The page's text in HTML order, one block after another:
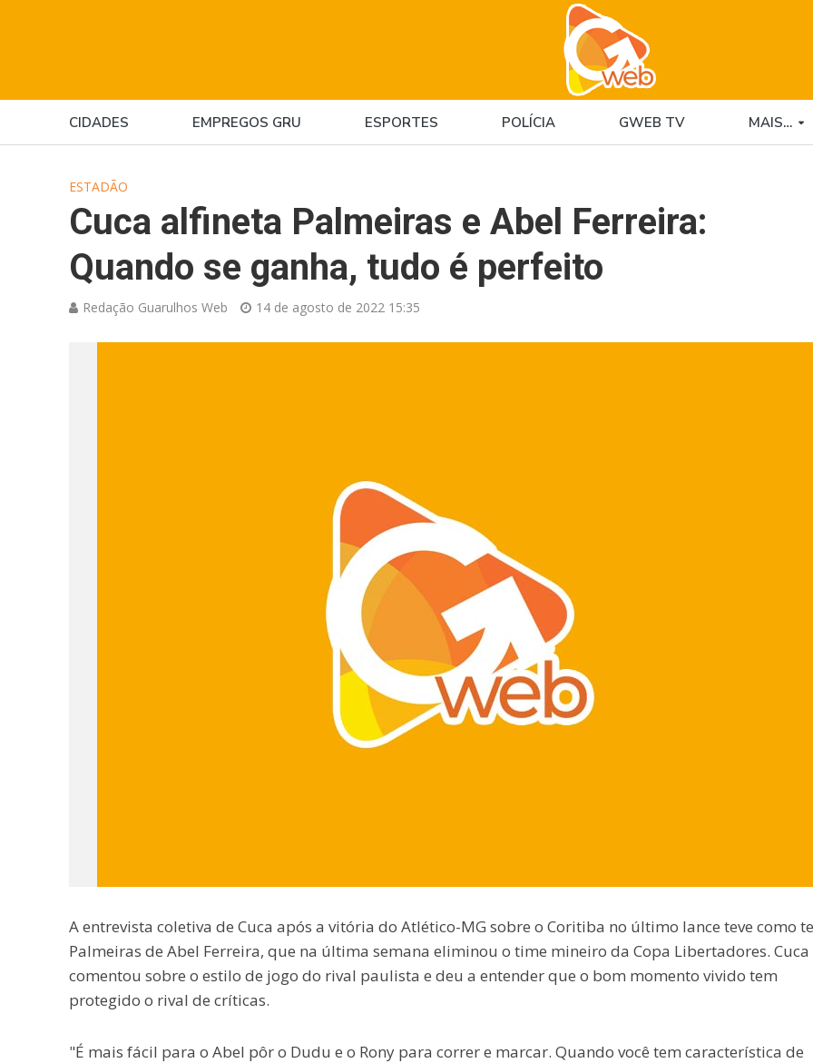
CIDADES EMPREGOS GRU ESPORTES POLÍCIA GWEB TV MAIS…
ESTADÃO
Cuca alfineta Palmeiras e Abel Ferreira:
Quando se ganha, tudo é perfeito
Redação Guarulhos Web 14 de agosto de 2022 15:35
A entrevista coletiva de Cuca após a vitória do Atlético-MG sobre o Coritiba no último lance teve como
Palmeiras de Abel Ferreira, que na última semana eliminou o time mineiro da Copa Libertadores. Cuca
comentou sobre o estilo de jogo do rival paulista e deu a entender que o bom momento vivido tem
protegido o rival de críticas.
"É mais fácil para o Abel pôr o Dudu e o Rony para correr e marcar. Quando você tem característica de